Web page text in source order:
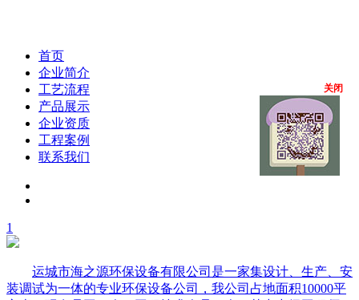
首页
企业简介
工艺流程
产品展示
企业资质
工程案例
联系我们
1
运城市海之源环保设备有限公司是一家集设计、生产、安
装调试为一体的专业环保设备公司，我公司占地面积10000平
关闭